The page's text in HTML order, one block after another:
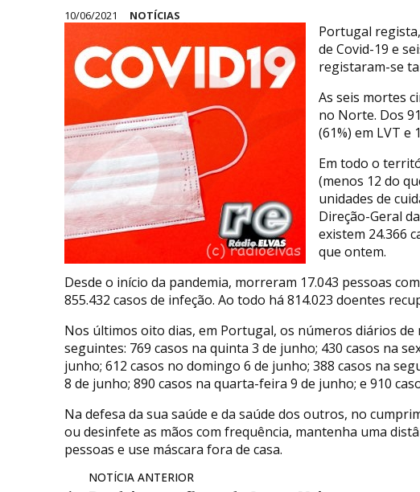
10/06/2021 NOTÍCIAS
Portugal
de Covid-19 e
registaram-se
As seis mortes
no Norte. Dos
(61%) em LVT e
Em todo o
(menos 12 do
unidades de
Direção-Geral
existem 24.366
que ontem.
Desde o início da pandemia, morreram 17.043 pessoas
855.432 casos de infeção. Ao todo há 814.023 doentes
Nos últimos oito dias, em Portugal, os números diários
seguintes: 769 casos na quinta 3 de junho; 430 casos na
junho; 612 casos no domingo 6 de junho; 388 casos na
8 de junho; 890 casos na quarta-feira 9 de junho; e 910
Na defesa da sua saúde e da saúde dos outros, no
ou desinfete as mãos com frequência, mantenha uma
pessoas e use máscara fora de casa.
NOTÍCIA ANTERIOR